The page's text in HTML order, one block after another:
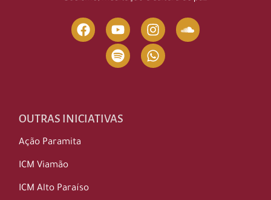
OUTRAS INICIATIVAS
Ação Paramita
ICM Viamão
ICM Alto Paraíso